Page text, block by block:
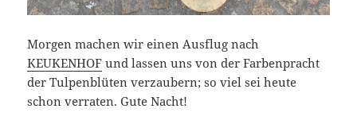
Morgen machen wir einen Ausflug nach
KEUKENHOF und lassen uns von der Farbenpracht
der Tulpenblüten verzaubern; so viel sei heute
schon verraten. Gute Nacht!